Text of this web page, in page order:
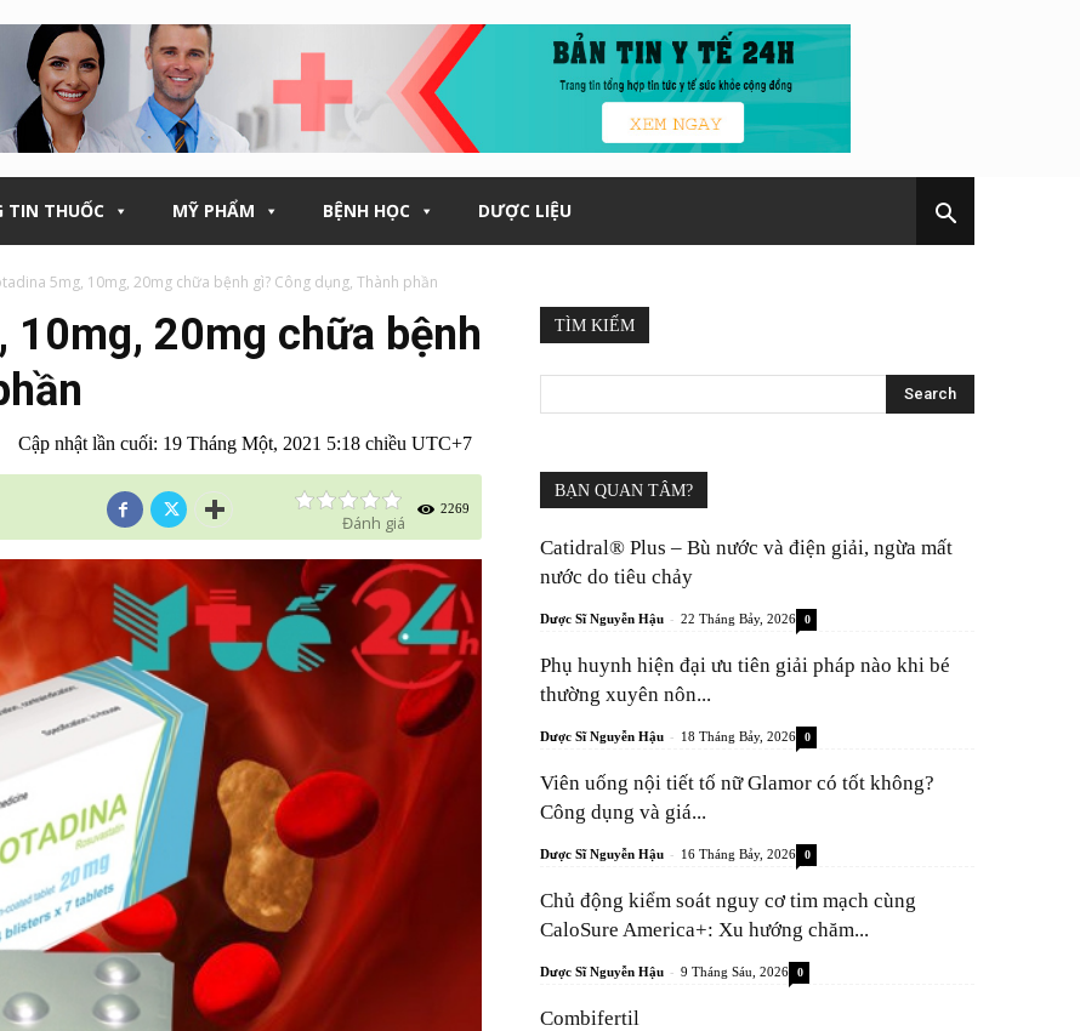
TIN THUỐC MỸ PHẨM BỆNH HỌC DƯỢC LIỆU
5mg, 10mg, 20mg chữa bệnh gì? Công dụng, Thành phần
10mg, 20mg chữa bệnh
Cập nhật lần cuối: 19 Tháng Một, 2021 5:18 chiều UTC+7
2269
Đánh giá
TÌM KIẾM
BẠN QUAN TÂM?
Catidral® Plus – Bù nước và điện giải, ngừa mất
nước do tiêu chảy
Dược Sĩ Nguyễn Hậu - 22 Tháng Bảy, 2026 0
Phụ huynh hiện đại ưu tiên giải pháp nào khi bé
thường xuyên nôn...
Dược Sĩ Nguyễn Hậu - 18 Tháng Bảy, 2026 0
Viên uống nội tiết tố nữ Glamor có tốt không?
Công dụng và giá...
Dược Sĩ Nguyễn Hậu - 16 Tháng Bảy, 2026 0
Chủ động kiểm soát nguy cơ tim mạch cùng
CaloSure America+: Xu hướng chăm...
Dược Sĩ Nguyễn Hậu - 9 Tháng Sáu, 2026 0
Combifertil